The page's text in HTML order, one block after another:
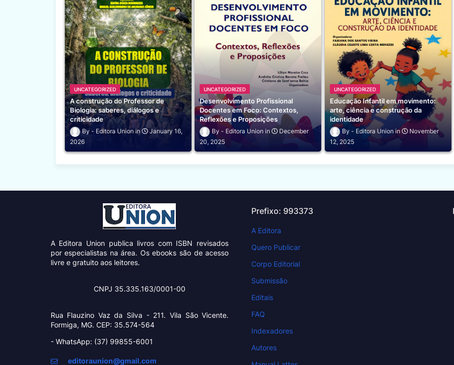
UNCATEGORIZED
A construção do Professor de
Biologia: saberes, diálogos e
criticidade
Editora Union
January 16,
2026
UNCATEGORIZED
Desenvolvimento Profissional
Docentes em Foco: Contextos,
Reflexões e Proposições
Editora Union
December
20, 2025
UNCATEGORIZED
Educação Infantil em movimento:
arte, ciência e construção da
identidade
Editora Union
November
12, 2025
A Editora Union publica livros com ISBN revisados
por especialistas na área. Os ebooks são de acesso
livre e gratuito aos leitores.
CNPJ 35.335.163/0001-00
Rua Flauzino Vaz da Silva - 211. Vila São Vicente.
Formiga, MG. CEP: 35.574-564
- WhatsApp: (37) 99855-6001
editoraunion@gmail.com
Prefixo: 993373
A Editora
Quero Publicar
Corpo Editorial
Submissão
Editais
FAQ
Indexadores
Autores